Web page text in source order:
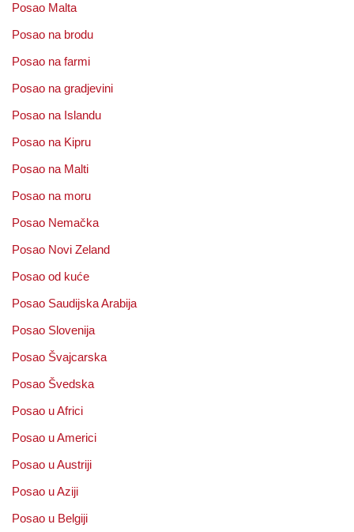
Posao Malta
Posao na brodu
Posao na farmi
Posao na gradjevini
Posao na Islandu
Posao na Kipru
Posao na Malti
Posao na moru
Posao Nemačka
Posao Novi Zeland
Posao od kuće
Posao Saudijska Arabija
Posao Slovenija
Posao Švajcarska
Posao Švedska
Posao u Africi
Posao u Americi
Posao u Austriji
Posao u Aziji
Posao u Belgiji